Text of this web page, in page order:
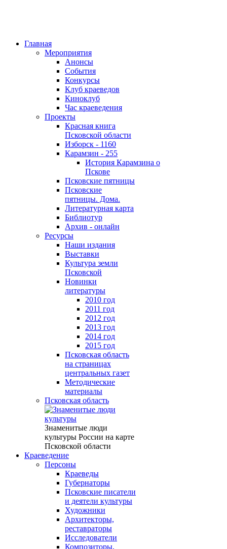
Главная
Мероприятия
Анонсы
События
Конкурсы
Клуб краеведов
Киноклуб
Час краеведения
Проекты
Красная книга
Псковской области
Изборск - 1160
Карамзин - 255
История Карамзина о
Пскове
Псковские пятницы
Псковские
пятницы. Дома.
Литературная карта
Библиотур
Архив - онлайн
Ресурсы
Наши издания
Выставки
Культура земли
Псковской
Новинки
литературы
2010 год
2011 год
2012 год
2013 год
2014 год
2015 год
Псковская область
на страницах
центральных газет
Методические
материалы
Псковская область
Знаменитые люди
культуры России на карте
Псковской области
Краеведение
Персоны
Краеведы
Губернаторы
Псковские писатели
и деятели культуры
Художники
Архитекторы,
реставраторы
Исследователи
Композиторы,